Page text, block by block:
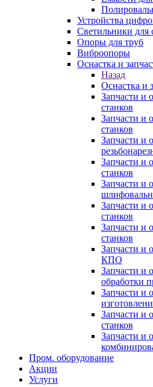
Устройства
Светильники для
Опоры для труб
Виброопоры
Оснастка и
Назад
Оснастка и
Запчасти и
станков
Запчасти и
станков
Запчасти и
Запчасти и
станков
Запчасти и
Запчасти и
станков
Запчасти и
станков
Запчасти и
КПО
Запчасти и
обработки
Запчасти и
Запчасти и
станков
Запчасти и
Пром. оборудование
Акции
Услуги